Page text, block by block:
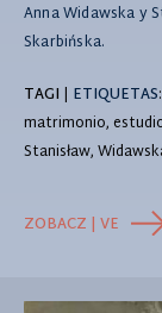
Anna Widawska y
Skarbińska.
TAGI | ETIQUETAS
matrimonio,
Stanisław,
ZOBACZ | VE